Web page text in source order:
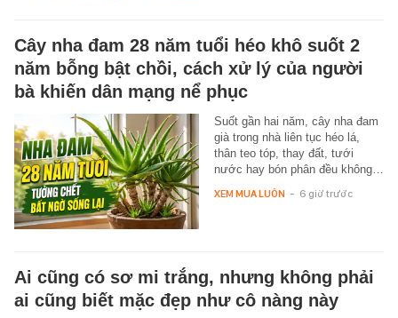
Cây nha đam 28 năm tuổi héo khô suốt 2
năm bỗng bật chồi, cách xử lý của người
bà khiến dân mạng nể phục
Suốt gần hai năm, cây nha đam
già trong nhà liên tục héo lá,
thân teo tóp, thay đất, tưới
nước hay bón phân đều không…
XEM MUA LUÔN - 6 giờ trước
Ai cũng có sơ mi trắng, nhưng không phải
ai cũng biết mặc đẹp như cô nàng này